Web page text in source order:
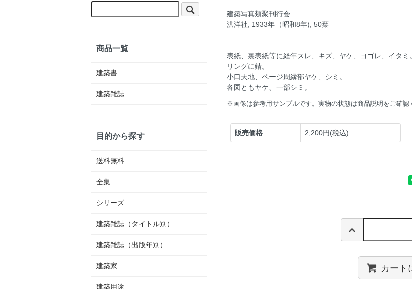
建築写真類聚刊行会
洪洋社, 1933年（昭和8年), 50葉
表紙、裏表紙等に経年スレ、キズ、ヤケ、ヨゴレ、イタミ。
リングに錆。
小口天地、ページ周縁部ヤケ、シミ。
各図ともヤケ、一部シミ。
※画像は参考用サンプルです。実物の状態は商品説明をご確認
販売価格 2,200円(税込)
カート
商品一覧
建築書
建築雑誌
目的から探す
送料無料
全集
シリーズ
建築雑誌（タイトル別）
建築雑誌（出版年別）
建築家
建築用途